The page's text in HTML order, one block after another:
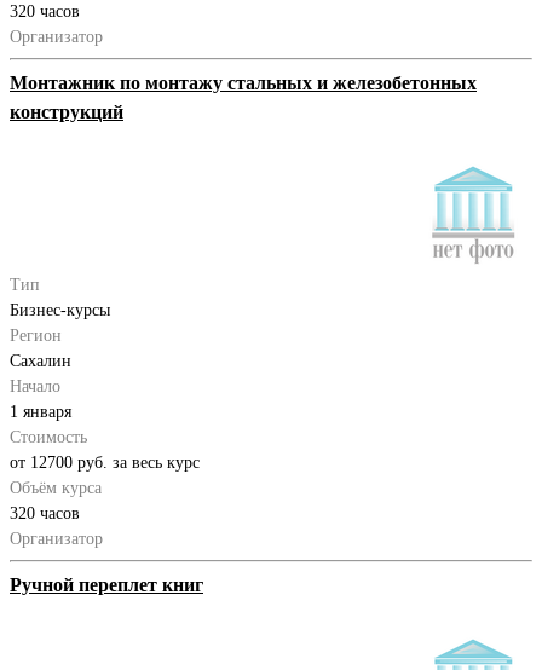
320 часов
Организатор
Монтажник по монтажу стальных и железобетонных
конструкций
Тип
Бизнес-курсы
Регион
Сахалин
Начало
1 января
Стоимость
от 12700 руб. за весь курс
Объём курса
320 часов
Организатор
Ручной переплет книг